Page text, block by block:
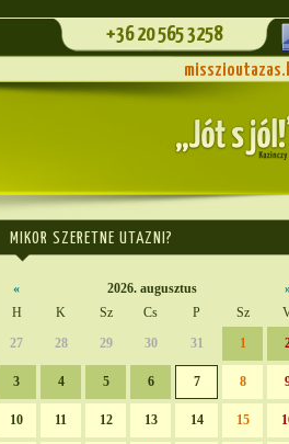
+36 20 565 3258
MIKOR SZERETNE UTAZNI?
« 2026. augusztus
H
K Sz Cs P Sz
27
28 29 30 31 1
3 4 5 6 7 8
10 11 12 13 14 15